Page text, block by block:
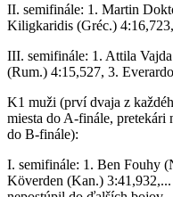
II. semifinále: 1. Martin
Kiligkaridis (Gréc.)
III. semifinále: 1. Attila
(Rum.) 4:15,527, 3.
K1 muži (prví dvaja z
miesta do A-finále, pretekári
do B-finále):
I. semifinále: 1. Ben Fouhy
Köverden (Kan.)